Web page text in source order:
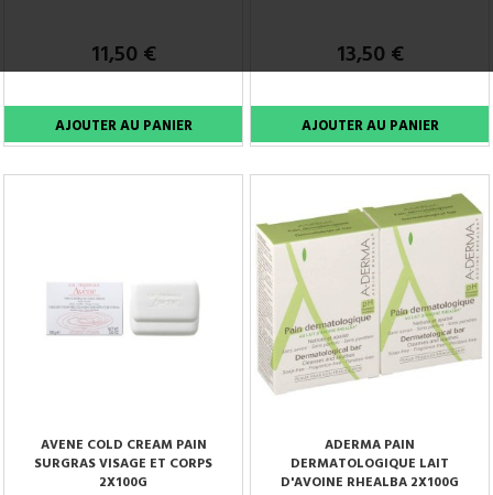
11,50 € 13,50 €
AVENE COLD CREAM PAIN
SURGRAS VISAGE ET CORPS
2X100G
ADERMA PAIN
DERMATOLOGIQUE LAIT
D'AVOINE RHEALBA 2X100G